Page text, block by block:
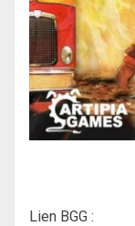
Lien BGG :